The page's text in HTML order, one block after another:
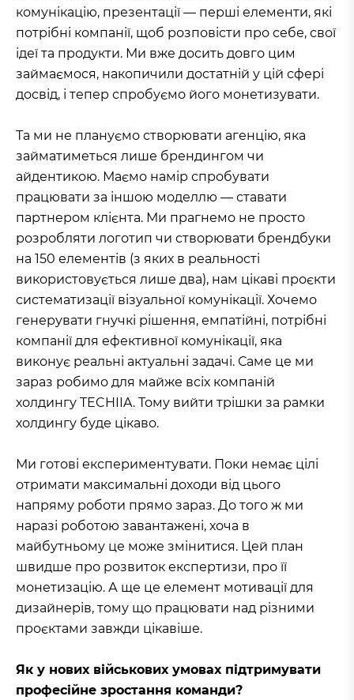
комунікацію, презентації — перші елементи, які
потрібні компанії, щоб розповісти про себе, свої
ідеї та продукти. Ми вже досить довго цим
займаємося, накопичили достатній у цій сфері
досвід, і тепер спробуємо його монетизувати.
Та ми не плануємо створювати агенцію, яка
займатиметься лише брендингом чи
айдентикою. Маємо намір спробувати
працювати за іншою моделлю — ставати
партнером клієнта. Ми прагнемо не просто
розробляти логотип чи створювати брендбуки
на 150 елементів (з яких в реальності
використовується лише два), нам цікаві проєкти
систематизації візуальної комунікації. Хочемо
генерувати гнучкі рішення, емпатійні, потрібні
компанії для ефективної комунікації, яка
виконує реальні актуальні задачі. Саме це ми
зараз робимо для майже всіх компаній
холдингу TECHIIA. Тому вийти трішки за рамки
холдингу буде цікаво.
Ми готові експериментувати. Поки немає цілі
отримати максимальні доходи від цього
напряму роботи прямо зараз. До того ж ми
наразі роботою завантажені, хоча в
майбутньому це може змінитися. Цей план
швидше про розвиток експертизи, про її
монетизацію. А ще це елемент мотивації для
дизайнерів, тому що працювати над різними
проєктами завжди цікавіше.
Як у нових військових умовах підтримувати
професійне зростання команди?